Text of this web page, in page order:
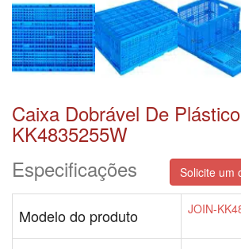
Caixa Dobrável De
KK4835255W
Especificações
Solicite um
Modelo do produto JOIN-